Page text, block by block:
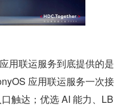
用联运服务到底提供的是
应用联运服务一次接
触达；优选 AI 能力、LB